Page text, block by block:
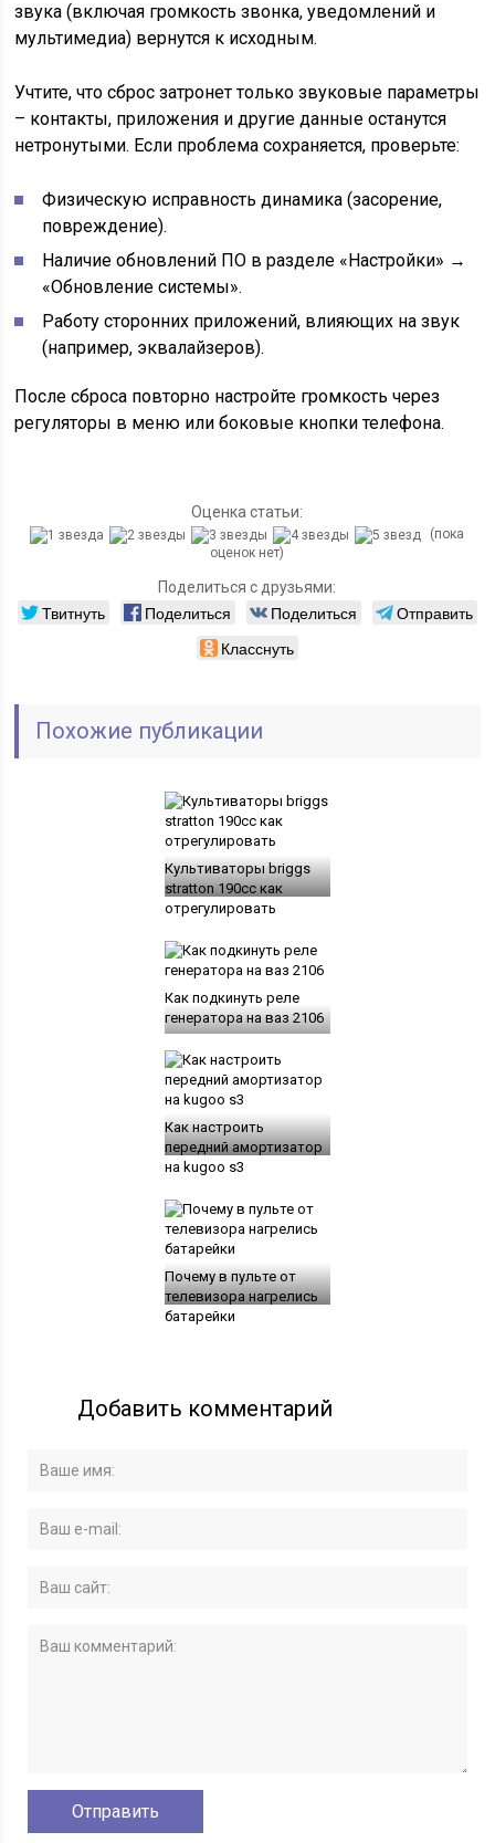
звука (включая громкость звонка, уведомлений и
мультимедиа) вернутся к исходным.
Учтите, что сброс затронет только звуковые параметры
– контакты, приложения и другие данные останутся
нетронутыми. Если проблема сохраняется, проверьте:
Физическую исправность динамика (засорение,
повреждение).
Наличие обновлений ПО в разделе «Настройки» →
«Обновление системы».
Работу сторонних приложений, влияющих на звук
(например, эквалайзеров).
После сброса повторно настройте громкость через
регуляторы в меню или боковые кнопки телефона.
Оценка статьи:
(пока
оценок нет)
Поделиться с друзьями:
Твитнуть Поделиться Поделиться
Отправить
Класснуть
Похожие публикации
Культиваторы briggs
stratton 190cc как
отрегулировать
Как подкинуть реле
генератора на ваз 2106
Как настроить
передний амортизатор
на kugoo s3
Почему в пульте от
телевизора нагрелись
батарейки
Добавить комментарий